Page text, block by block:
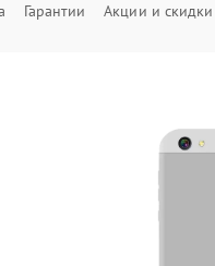
Гарантии Акции и скидки